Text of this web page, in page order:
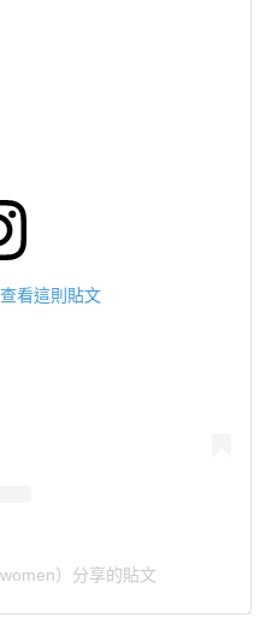
看這則貼文
）分享的貼文